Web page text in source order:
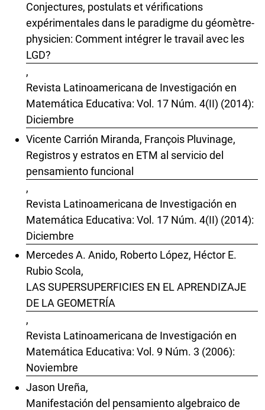
Conjectures, postulats et vérifications
expérimentales dans le paradigme du géomètre-
physicien: Comment intégrer le travail avec les
LGD?
,
Revista Latinoamericana de Investigación en
Matemática Educativa: Vol. 17 Núm. 4(II) (2014):
Diciembre
Vicente Carrión Miranda, François Pluvinage,
Registros y estratos en ETM al servicio del
pensamiento funcional
,
Revista Latinoamericana de Investigación en
Matemática Educativa: Vol. 17 Núm. 4(II) (2014):
Diciembre
Mercedes A. Anido, Roberto López, Héctor E.
Rubio Scola,
LAS SUPERSUPERFICIES EN EL APRENDIZAJE
DE LA GEOMETRÍA
,
Revista Latinoamericana de Investigación en
Matemática Educativa: Vol. 9 Núm. 3 (2006):
Noviembre
Jason Ureña,
Manifestación del pensamiento algebraico de